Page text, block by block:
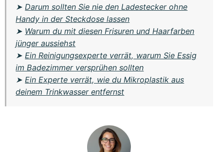
➤ Darum sollten Sie nie den Ladestecker ohne
Handy in der Steckdose lassen
➤ Warum du mit diesen Frisuren und Haarfarben
jünger aussiehst
➤ Ein Reinigungsexperte verrät, warum Sie Essig
im Badezimmer versprühen sollten
➤ Ein Experte verrät, wie du Mikroplastik aus
deinem Trinkwasser entfernst